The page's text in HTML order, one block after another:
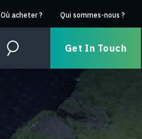
Où acheter ? Qui sommes-nous ?
Search Get In Touch